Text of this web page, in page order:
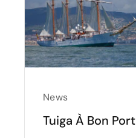
News
Tuiga À Bon Port